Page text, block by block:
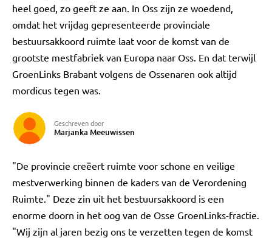
heel goed, zo geeft ze aan. In Oss zijn ze woedend,
omdat het vrijdag gepresenteerde provinciale
bestuursakkoord ruimte laat voor de komst van de
grootste mestfabriek van Europa naar Oss. En dat terwijl
GroenLinks Brabant volgens de Ossenaren ook altijd
mordicus tegen was.
Geschreven door
Marjanka Meeuwissen
"De provincie creëert ruimte voor schone en veilige
mestverwerking binnen de kaders van de Verordening
Ruimte." Deze zin uit het bestuursakkoord is een
enorme doorn in het oog van de Osse GroenLinks-fractie.
"Wij zijn al jaren bezig ons te verzetten tegen de komst